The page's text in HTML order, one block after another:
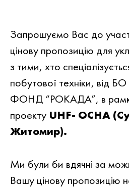
Запрошуємо Вас до
цiнову пропозицiю для
з тими, хто
побутової техніки,
ФОНД “РОКАДА”, в
проекту UHF- OCHA
Житомир).
Ми були би вдячнi за
Вашу цiнову пропозицiю